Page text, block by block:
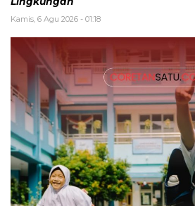
Kamis, 6 Agu 2026 - 01:18